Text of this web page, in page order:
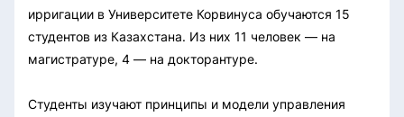
ирригации в Университете Корвинуса обучаются 15
студентов из Казахстана. Из них 11 человек — на
магистратуре, 4 — на докторантуре.
Студенты изучают принципы и модели управления